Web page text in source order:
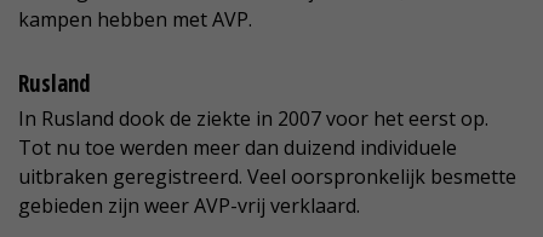
kampen hebben met AVP.
Rusland
In Rusland dook de ziekte in 2007 voor het eerst op.
Tot nu toe werden meer dan duizend individuele
uitbraken geregistreerd. Veel oorspronkelijk besmette
gebieden zijn weer AVP-vrij verklaard.